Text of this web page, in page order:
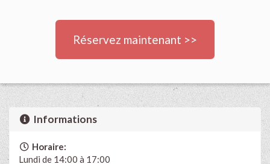
Réservez maintenant >>
Informations
Horaire:
Lundi de 14:00 à 17:00